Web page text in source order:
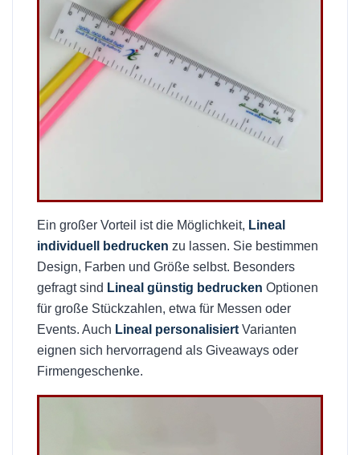
Ein großer Vorteil ist die Möglichkeit, Lineal
individuell bedrucken zu lassen. Sie bestimmen
Design, Farben und Größe selbst. Besonders
gefragt sind Lineal günstig bedrucken Optionen
für große Stückzahlen, etwa für Messen oder
Events. Auch Lineal personalisiertVarianten
eignen sich hervorragend als Giveaways oder
Firmengeschenke.